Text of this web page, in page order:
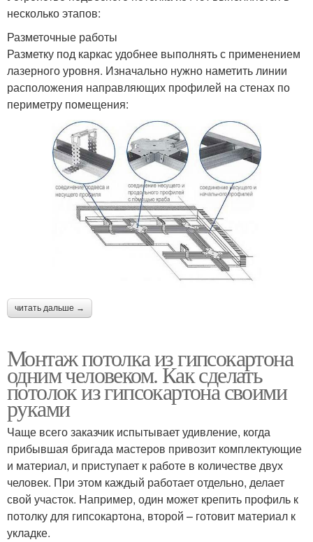
несколько этапов:
Разметочные работы
Разметку под каркас удобнее выполнять с применением
лазерного уровня. Изначально нужно наметить линии
расположения направляющих профилей на стенах по
периметру помещения:
читать дальше →
Монтаж потолка из гипсокартона
одним человеком. Как сделать
потолок из гипсокартона своими
руками
Чаще всего заказчик испытывает удивление, когда
прибывшая бригада мастеров привозит комплектующие
и материал, и приступает к работе в количестве двух
человек. При этом каждый работает отдельно, делает
свой участок. Например, один может крепить профиль к
потолку для гипсокартона, второй – готовит материал к
укладке.